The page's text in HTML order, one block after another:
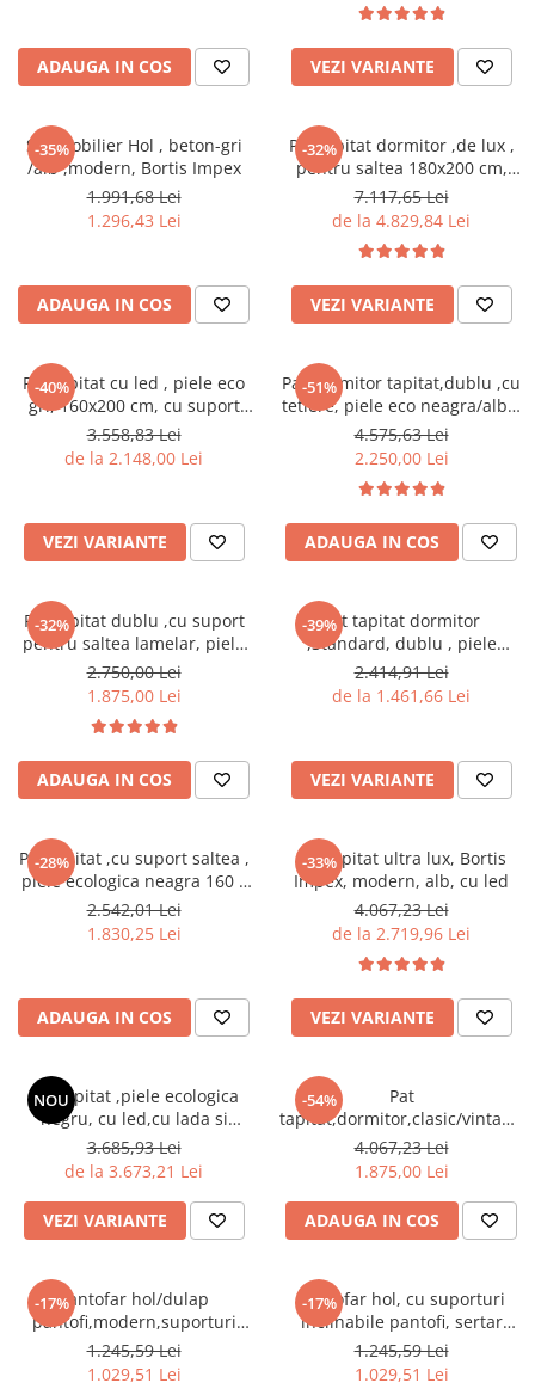
Pantofare Hol
Set mobilier Hol modern cu
Seturi hol cuiere
Mobilier Birou
Birouri pe colt
Canapele birou
Dulapuri birou/bibliorafturi
Mese birou
rafturi/etajere carti
Seturi mobilier birou complet
Birouri camera copilului
Canapele copii
Paturi pentru copii
Paturi supraetajate
Covoare
COVOARE CLASICE
COVOARE PUFOASE(SHAGGY)FIR
LUNG
Mobilier Gradina
Mese gradina
Scaune de gradina
Seturi de gradina
Sezlonguri
Sezlonguri de gradina si terasa
Electrocasnice incorporabile
,Chiuvete si baterii
Baterii bucatarie
Chiuvete bucatarie
Cuptoare cu microunde
incorporabile
Cuptoare incorporabile
rafturi sticla securizata, Bortis
ADAUGA IN COS VEZI VARIANTE
-35%
Set mobilier Hol , beton-gri
/alb ,modern, Bortis Impex
1.991,68 Lei
1.296,43 Lei
ADAUGA IN COS
-32%
Pat tapitat dormitor ,de lux ,
pentru saltea 180x200 cm,
stofa gri,cu sertare si suport
saltea inclus
7.117,65 Lei
de la 4.829,84 Lei
VEZI VARIANTE
-40%
Pat tapitat cu led , piele eco
gri, 160x200 cm, cu suport
saltea inclus,Bortis Impex
3.558,83 Lei
de la 2.148,00 Lei
VEZI VARIANTE
-51%
Pat dormitor tapitat,dublu ,cu
tetiere, piele eco neagra/alba,
suport saltea
inclus,160x200,Bortis
4.575,63 Lei
2.250,00 Lei
ADAUGA IN COS
-32%
Pat tapitat dublu ,cu suport
pentru saltea lamelar, piele
ecologica alba,160x 200 cm
,Bortis Impex
2.750,00 Lei
1.875,00 Lei
ADAUGA IN COS
-39%Pat tapitat dormitor
,Standard, dublu , piele
ecologica alb
2.414,91 Lei
de la 1.461,66 Lei
VEZI VARIANTE
-28%
Pat tapitat ,cu suport saltea ,
piele ecologica neagra 160 x
200 cm ,Bortis Impex
2.542,01 Lei
1.830,25 Lei
ADAUGA IN COS
-33%
Pat tapitat ultra lux, Bortis
Impex, modern, alb, cu led
4.067,23 Lei
de la 2.719,96 Lei
VEZI VARIANTE
NOU
Pat tapitat ,piele ecologica
negru, cu led,cu lada si
somiera inclinabila
inclusa,Bortis Impex
3.685,93 Lei
de la 3.673,21 Lei
VEZI VARIANTE
-54%
Pat
tapitat,dormitor,clasic/
gri,cu 3 sertare ,suport saltea
inclus,Bortis
4.067,23 Lei
1.875,00 Lei
ADAUGA IN COS
-17%Pantofar hol/dulap
pantofi,modern,suporturi
inclinabile,alb,120x85x28cm,Bortis
Impex
1.245,59 Lei
1.029,51 Lei
-17%
Pantofar hol, cu suporturi
inclinabile pantofi, sertar
,stejar
sonoma,practic/modern,Bortis
1.245,59 Lei
1.029,51 Lei